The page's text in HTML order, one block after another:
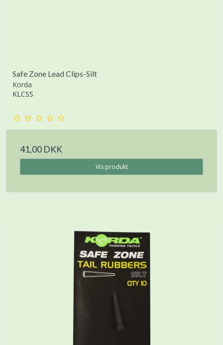
Safe Zone Lead Clips-Silt
Korda
KLCSS
41,00 DKK
Vis produkt